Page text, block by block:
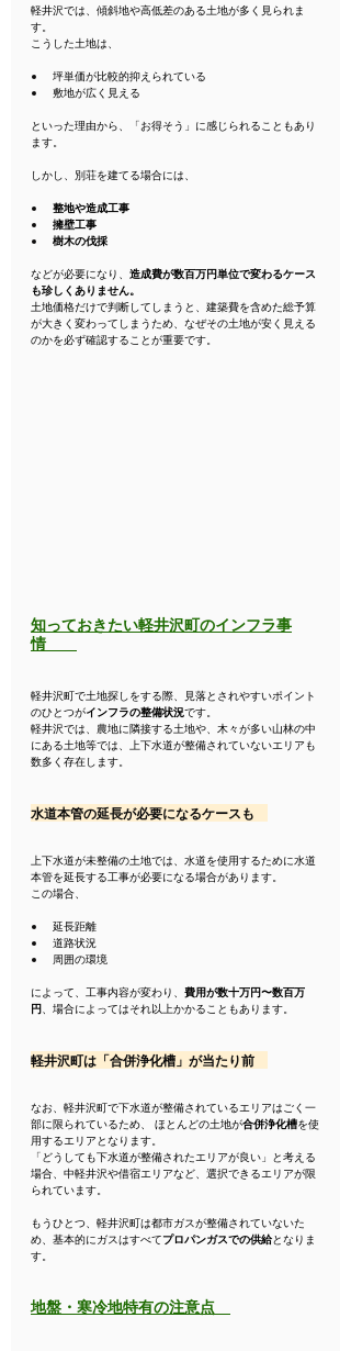
軽井沢では、傾斜地や高低差のある土地が多く見られま
す。
こうした土地は、
坪単価が比較的抑えられている
敷地が広く見える
といった理由から、「お得そう」に感じられることもあり
ます。
しかし、別荘を建てる場合には、
整地や造成工事
擁壁工事
樹木の伐採
などが必要になり、 造成費が数百万円単位で変わるケース
も珍しくありません。
土地価格だけで判断してしまうと、建築費を含めた総予算
が大きく変わってしまうため、なぜその土地が安く見える
のかを必ず確認することが重要です。
知っておきたい軽井沢町のインフラ事
情
軽井沢町で土地探しをする際、見落とされやすいポイント
のひとつがインフラの整備状況です。
軽井沢では、農地に隣接する土地や、木々が多い山林の中
にある土地等では、上下水道が整備されていないエリアも
数多く存在します。
水道本管の延長が必要になるケースも
上下水道が未整備の土地では、水道を使用するために水道
本管を延長する工事が必要になる場合があります。
この場合、
延長距離
道路状況
周囲の環境
によって、工事内容が変わり、 費用が数十万円〜数百万
円 、場合によってはそれ以上かかることもあります。
軽井沢町は「合併浄化槽」が当たり前
なお、軽井沢町で下水道が整備されているエリアはごく一
部に限られているため、 ほとんどの土地が合併浄化槽を使
用するエリアとなります。
「どうしても下水道が整備されたエリアが良い」と考える
場合、中軽井沢や借宿エリアなど、選択できるエリアが限
られています。
もうひとつ、軽井沢町は都市ガスが整備されていないた
め、基本的にガスはすべてプロパンガスでの供給となりま
す。
地盤・寒冷地特有の注意点